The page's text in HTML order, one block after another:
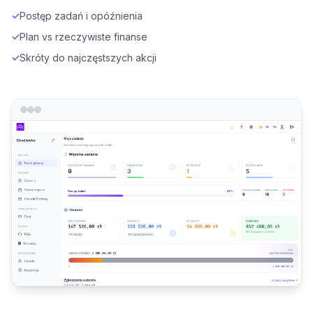
✓Postęp zadań i opóźnienia
✓Plan vs rzeczywiste finanse
✓Skróty do najczęstszych akcji